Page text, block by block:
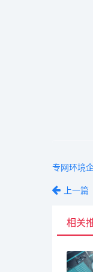
专网环境
上一篇
相关